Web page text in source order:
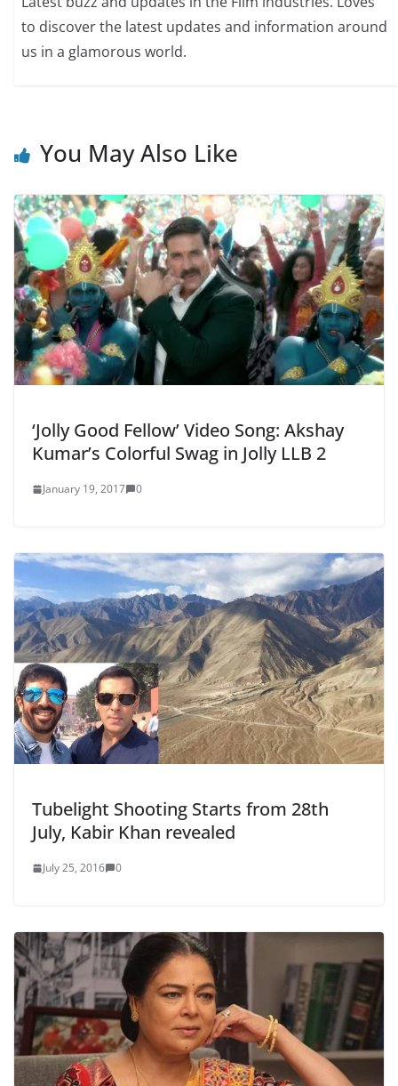
to discover the latest updates and information around
us in a glamorous world.
You May Also Like
‘Jolly Good Fellow’ Video Song: Akshay
Kumar’s Colorful Swag in Jolly LLB 2
January 19, 2017 0
Tubelight Shooting Starts from 28th
July, Kabir Khan revealed
July 25, 2016 0